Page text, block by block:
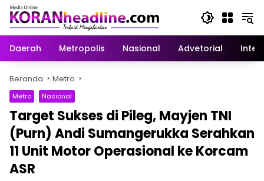
Langsung
konten
Daerah
Metropolis Nasional Advetorial
Beranda Metro
Metro Nasional
Target Sukses di Pileg, Mayjen TNI
(Purn) Andi Sumangerukka Serahkan
11 Unit Motor Operasional ke Korcam
ASR